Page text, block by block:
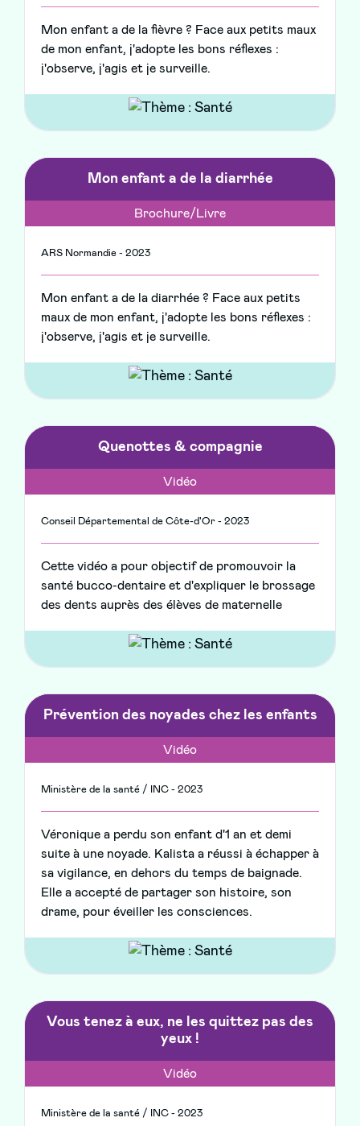
Mon enfant a de la fièvre ? Face aux petits maux
de mon enfant, j'adopte les bons réflexes :
j'observe, j'agis et je surveille.
Mon enfant a de la diarrhée
Brochure/Livre
ARS Normandie - 2023
Mon enfant a de la diarrhée ? Face aux petits
maux de mon enfant, j'adopte les bons réflexes :
j'observe, j'agis et je surveille.
Quenottes & compagnie
Vidéo
Conseil Départemental de Côte-d'Or - 2023
Cette vidéo a pour objectif de promouvoir la
santé bucco-dentaire et d'expliquer le brossage
des dents auprès des élèves de maternelle
Prévention des noyades chez les enfants
Vidéo
Ministère de la santé / INC - 2023
Véronique a perdu son enfant d'1 an et demi
suite à une noyade. Kalista a réussi à échapper à
sa vigilance, en dehors du temps de baignade.
Elle a accepté de partager son histoire, son
drame, pour éveiller les consciences.
Vous tenez à eux, ne les quittez pas des
yeux !
Vidéo
Ministère de la santé / INC - 2023